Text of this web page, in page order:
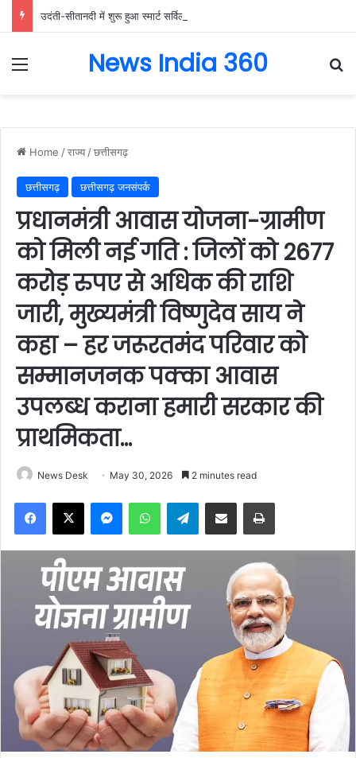
Menu News India 360
Home /राज्य /छत्तीसगढ़
छत्तीसगढ़ छत्तीसगढ़ जनसंपर्क
प्रधानमंत्री आवास योजना-ग्रामीण
को मिली नई गति : जिलों को 2677
करोड़ रुपए से अधिक की राशि
जारी, मुख्यमंत्री विष्णुदेव साय ने
कहा – हर जरूरतमंद परिवार को
सम्मानजनक पक्का आवास
उपलब्ध कराना हमारी सरकार की
प्राथमिकता…
News Desk May 30, 2026 2 minutes read
Facebook
X MessengerWhatsAppTelegramShare via Email Print